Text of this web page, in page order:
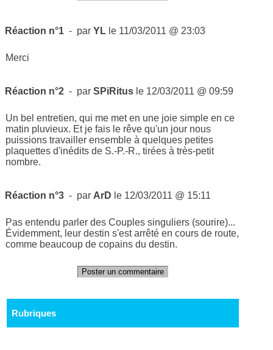
Réaction n°1 - parYL le 11/03/2011 @ 23:03
Merci
Réaction n°2 - parSPiRitus le 12/03/2011 @ 09:59
Un bel entretien, qui me met en une joie simple en ce
matin pluvieux. Et je fais le rêve qu'un jour nous
puissions travailler ensemble à quelques petites
plaquettes d'inédits de S.-P.-R., tirées à très-petit
nombre.
Réaction n°3 - par ArD le 12/03/2011 @ 15:11
Pas entendu parler des Couples singuliers (sourire)...
Évidemment, leur destin s'est arrêté en cours de route,
comme beaucoup de copains du destin.
Poster un commentaire
Rubriques